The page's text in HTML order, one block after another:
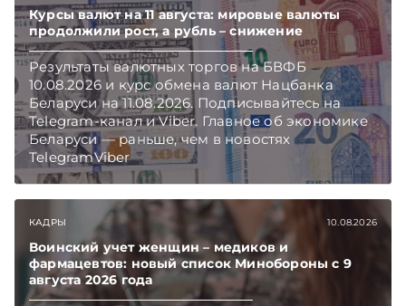
Курсы валют на 11 августа: мировые валюты
продолжили рост, а рубль – снижение
Результаты валютных торгов на БВФБ
10.08.2026 и курс обмена валют Нацбанка
Беларуси на 11.08.2026. Подписывайтесь на
Telegram‑канал и Viber. Главное об экономике
Беларуси — раньше, чем в новостях
TelegramViber
КАДРЫ 10.08.2026
Воинский учет женщин – медиков и
фармацевтов: новый список Минобороны с 9
августа 2026 года